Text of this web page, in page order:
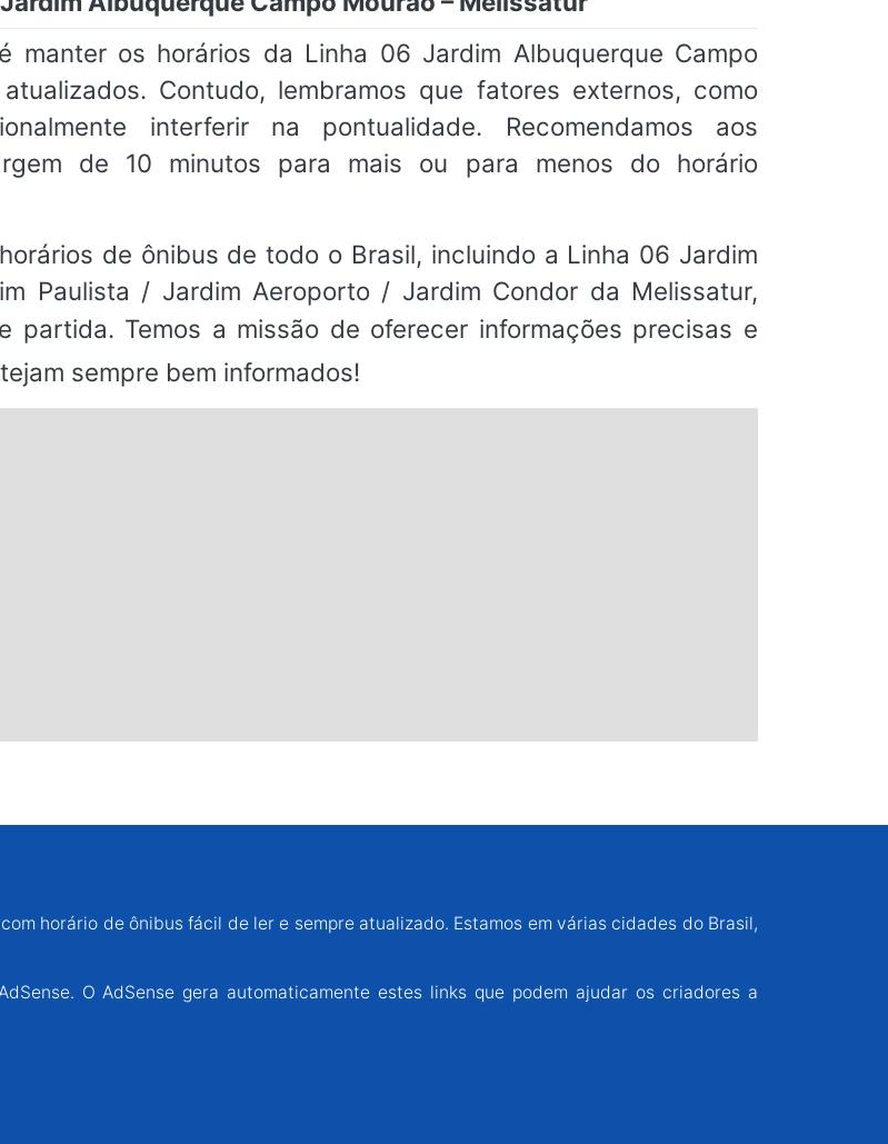
manter os horários da Linha 06 Jardim Albuquerque Campo
Contudo, lembramos que fatores externos, como
interferir na pontualidade. Recomendamos aos
de 10 minutos para mais ou para menos do horário
de ônibus de todo o Brasil, incluindo a Linha 06 Jardim
Paulista / Jardim Aeroporto / Jardim Condor da Melissatur,
partida. Temos a missão de oferecer informações precisas e
sempre bem informados!
horário de ônibus fácil de ler e sempre atualizado. Estamos em várias cidades do Brasil,
O AdSense gera automaticamente estes links que podem ajudar os criadores a